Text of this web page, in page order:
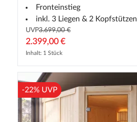
Fronteinstieg
inkl. 3 Liegen & 2 Kopfstützen
UVP3.699,00 €
2.399,00 €
Inhalt: 1 Stück
-22% UVP